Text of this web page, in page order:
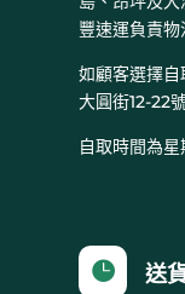
豐速運負責物
如顧客選擇
大圓街12-22
自取時間為
 送